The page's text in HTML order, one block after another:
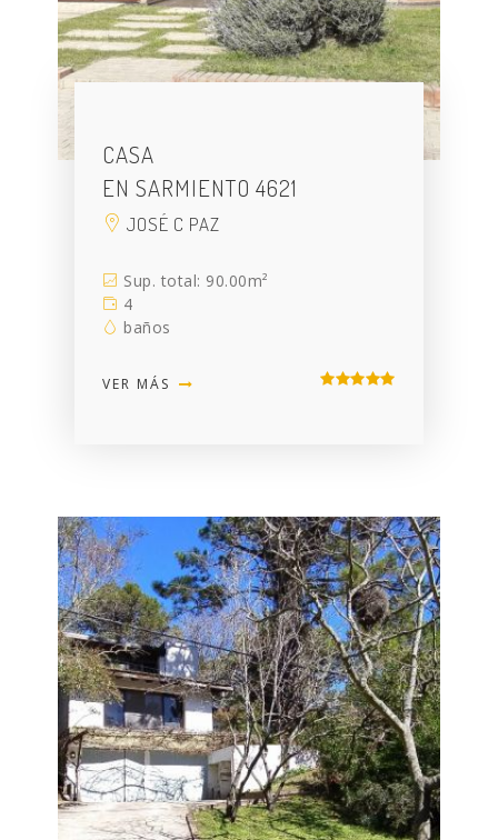
CASA
EN SARMIENTO 4621
JOSÉ C PAZ
Sup. total: 90.00m²
4
baños
VER MÁS